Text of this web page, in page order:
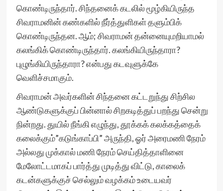
கொண்டிருந்தார். சிந்தனைக் கடலில் மூழ்கியிருந்த
சிவராமனின் கண்களில் நீர்த்துளிகள் தளும்பிக்
கொண்டிருந்தன. ஆம்; சிவராமன் தன்னையுமறியாமல்
கலங்கிக் கொண்டிருந்தார். கலங்கியிருந்தாரா?
புழுங்கியிருந்தாரா? என்பது கடவுளுக்கே
வெளிச்சமாகும்.
சிவராமன் அவர்களின் சிந்தனை கட்டறுந்து சிற்சில
ஆண்டுகளுக்குப் பின்னால் சிறகடித்துப் பறந்து சென்று
நின்றது. துயில் நீங்கி எழுந்து, தூக்கக் கலக்கத்தைக்
கலைக்கும்”கடுங்காப்பி” அருந்தி, ஓர் அரைமணி நேரம்
அல்லது முக்கால் மணி நேரம் செய்தித்தாளினை
மேலோட்டமாகப் பார்த்து முடித்து விட்டு, காலைக்
கடன்களுக்குச் செல்லும் வழக்கம் உடையவர்